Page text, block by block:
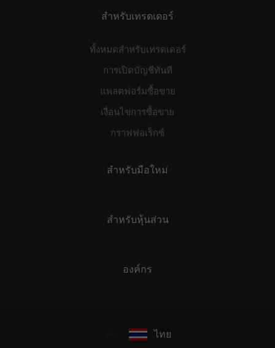
สำหรับเทรดเดอร์
ทั้งหมดสำหรับเทรดเดอร์
การเปิดบัญชีทันที
แพลตฟอร์มซื้อขาย
เงื่อนไขการซื้อขาย
กราฟฟอเร็กซ์
สำหรับมือใหม่
สำหรับหุ้นส่วน
องค์กร
ไทย